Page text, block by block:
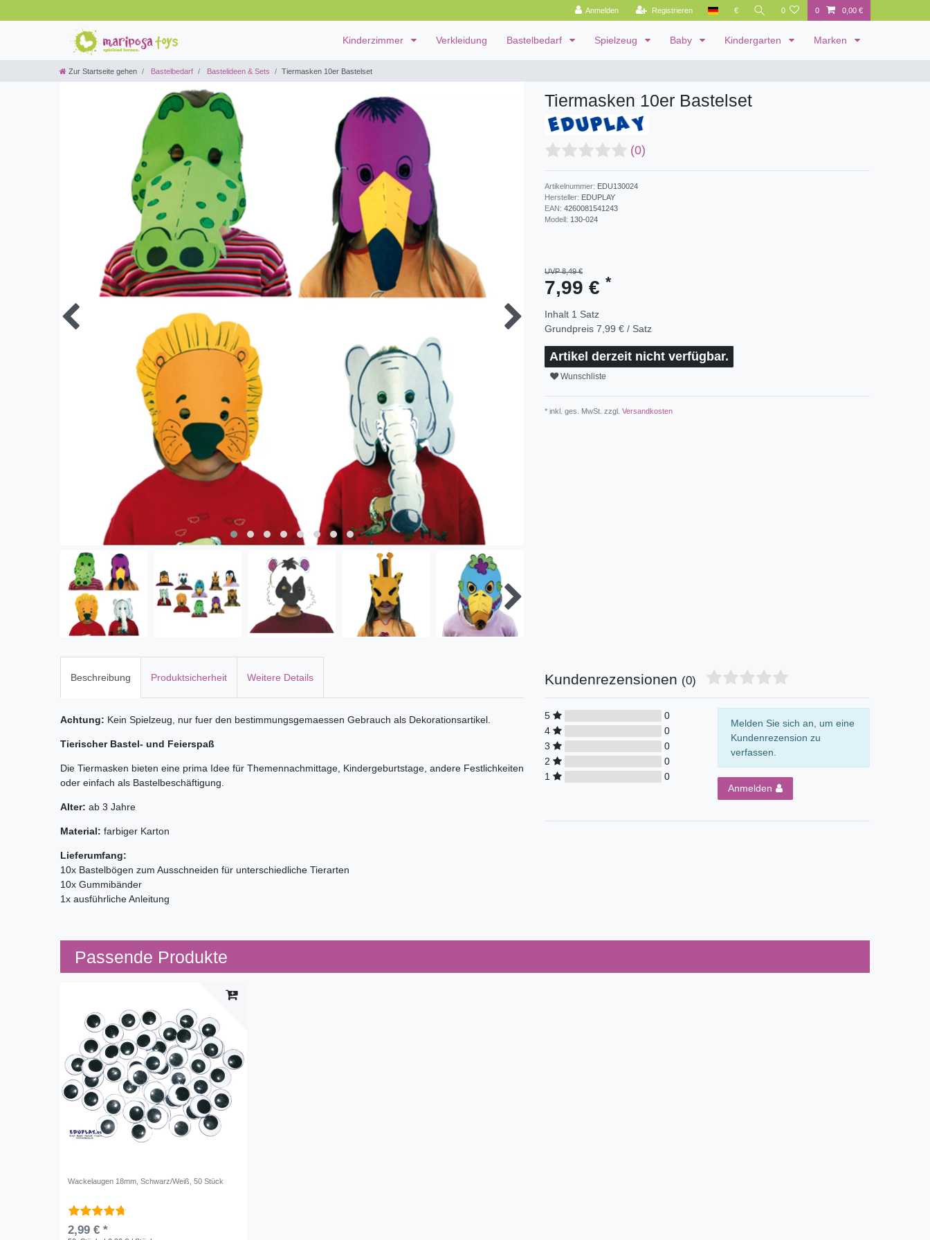
Anmelden Registrieren € 0 0 0,00 €
Kinderzimmer Verkleidung Bastelbedarf Spielzeug Baby Kindergarten Marken
Zur Startseite gehen Bastelbedarf Bastelideen & Sets Tiermasken 10er Bastelset
Tiermasken 10er Bastelset
(0)
Artikelnummer: EDU130024
Hersteller: EDUPLAY
EAN: 4260081541243
Modell: 130-024
UVP 8,49 €
7,99 € *
Inhalt 1 Satz
Grundpreis 7,99 € / Satz
Artikel derzeit nicht verfügbar.
Wunschliste
* inkl. ges. MwSt. zzgl. Versandkosten
Beschreibung Produktsicherheit Weitere Details
Achtung: Kein Spielzeug, nur fuer den bestimmungsgemaessen Gebrauch als Dekorationsartikel.
Tierischer Bastel- und Feierspaß
Die Tiermasken bieten eine prima Idee für Themennachmittage, Kindergeburtstage, andere Festlichkeiten
oder einfach als Bastelbeschäftigung.
Alter: ab 3 Jahre
Material: farbiger Karton
Lieferumfang:
10x Bastelbögen zum Ausschneiden für unterschiedliche Tierarten
10x Gummibänder
1x ausführliche Anleitung
Kundenrezensionen (0)
5
0
4
0
3
0
2
0
1
0
Melden Sie sich an, um eine
Kundenrezension zu
verfassen.
Anmelden
Passende Produkte
Wackelaugen 18mm, Schwarz/Weiß, 50 Stück
2,99 € *